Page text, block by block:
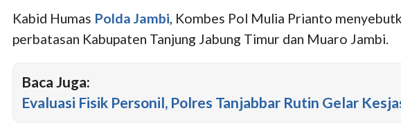
Kabid Humas Polda Jambi , Kombes Pol Mulia Prianto
perbatasan Kabupaten Tanjung Jabung Timur dan Muaro Jambi.
Baca Juga:
Evaluasi Fisik Personil, Polres Tanjabbar Rutin Gelar